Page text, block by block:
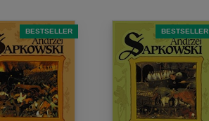
BESTSELLER BESTSELLER